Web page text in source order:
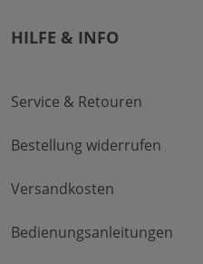
HILFE & INFO
Service & Retouren
Bestellung widerrufen
Versandkosten
Bedienungsanleitungen